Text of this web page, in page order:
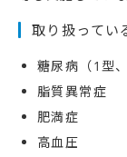
取り扱ってい
糖尿病（1型
脂質異常症
肥満症
高血圧